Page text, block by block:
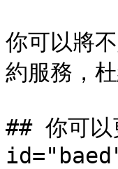
你可以將
約服務，
## 你可